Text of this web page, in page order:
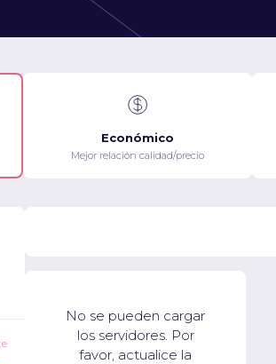
Económico
Mejor relación calidad/precio
No se pueden cargar
los servidores. Por
favor, actualice la